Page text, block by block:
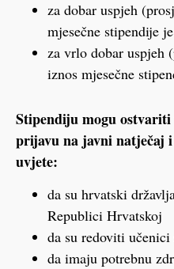
za dobar uspjeh
mjesečne stipendije je
za vrlo dobar uspjeh
iznos mjesečne
Stipendiju mogu
prijavu na javni natječaj
uvjete:
da su hrvatski
Republici Hrvatskoj
da su redoviti
da imaju potrebnu